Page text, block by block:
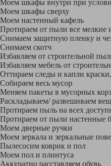
Моем шкафы внутри при
Моем шкафы сверху
Моем настенный кафель
Протираем от пыли все мелкие
Снимаем защитную пленку и
Снимаем скотч
Избавляем от строительной
Избавляем мебель от
Оттираем следы и капли
Собираем весь мусор
Меняем пакеты в мусорных
Раскладываем/ развешиваем
Протираем пыль на всех
Протираем от пыли настенные
Моем дверные ручки
Моем зеркала и зеркальные
Пылесосим коврик и пол
Моем пол и плинтуса
Аккуратно расставляем обувь